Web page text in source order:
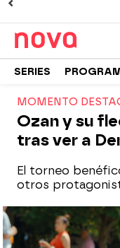
SERIES
MOMENTO
Ozan y su
tras ver a
El torneo
otros